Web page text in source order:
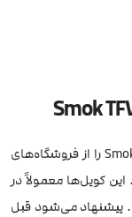
تی اف وی 8 Smok TFV8 را از فروشگاه‌های
کویل‌ها معمولاً در
پیشنهاد می‌شود قبل